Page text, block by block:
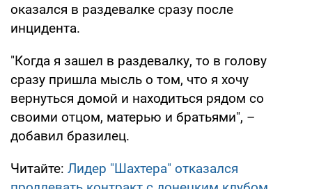
оказался в раздевалке сразу после
инцидента.
"Когда я зашел в раздевалку, то в голову
сразу пришла мысль о том, что я хочу
вернуться домой и находиться рядом со
своими отцом, матерью и братьями", –
добавил бразилец.
Читайте: Лидер "Шахтера" отказался